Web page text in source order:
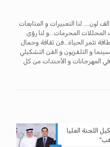
لون.... لنا التعبيرات و المتابعات
المحللات المحرمات...و لنا رؤى
تثمر الحياة...فن ثقافة وجمال
و التلفزيون و الفن التشكيلي
المهرجانات و الأجندات من كل
اللجنة العليا